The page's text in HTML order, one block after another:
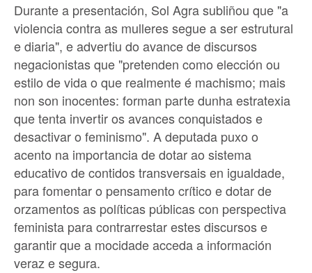
Durante a presentación, Sol Agra subliñou que "a
violencia contra as mulleres segue a ser estrutural
e diaria", e advertiu do avance de discursos
negacionistas que "pretenden como elección ou
estilo de vida o que realmente é machismo; mais
non son inocentes: forman parte dunha estratexia
que tenta invertir os avances conquistados e
desactivar o feminismo". A deputada puxo o
acento na importancia de dotar ao sistema
educativo de contidos transversais en igualdade,
para fomentar o pensamento crítico e dotar de
orzamentos as políticas públicas con perspectiva
feminista para contrarrestar estes discursos e
garantir que a mocidade acceda a información
veraz e segura.